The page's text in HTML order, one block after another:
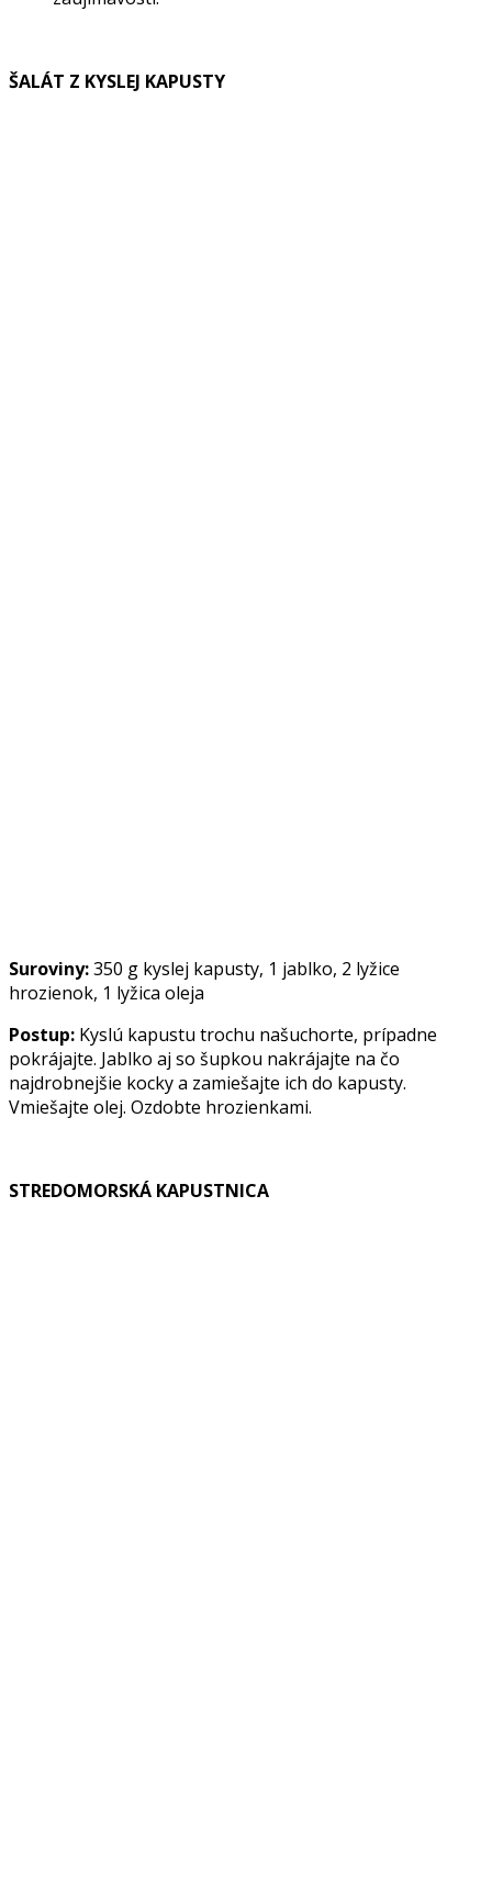
ŠALÁT Z KYSLEJ KAPUSTY
Suroviny:350 g kyslej kapusty, 1 jablko, 2 lyžice
hrozienok, 1 lyžica oleja
Postup: Kyslú kapustu trochu našuchorte, prípadne
pokrájajte. Jablko aj so šupkou nakrájajte na čo
najdrobnejšie kocky a zamiešajte ich do kapusty.
Vmiešajte olej. Ozdobte hrozienkami.
STREDOMORSKÁ KAPUSTNICA